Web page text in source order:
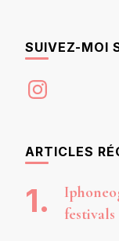
SUIVEZ-MOI
Instagram
ARTICLES
festivals